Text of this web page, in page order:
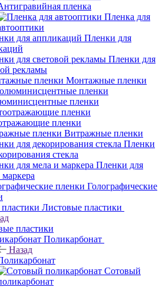
пленка
Пленка для
Пленки для
Пленки для
рекламы
Монтажные пленки
пленки
пленки
Витражные пленки
Пленки
стекла
Пленки для
Голографические
Листовые пластики
пластики
Поликарбонат
Назад
Сотовый